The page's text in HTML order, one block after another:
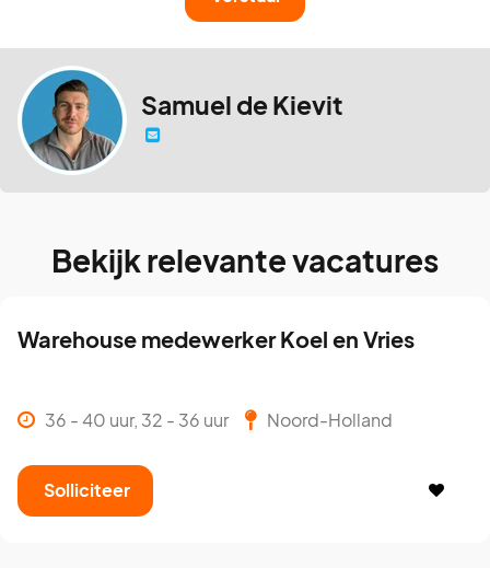
Samuel de Kievit
Bekijk relevante vacatures
Warehouse medewerker Koel en Vries
36 - 40 uur, 32 - 36 uur Noord-Holland
Solliciteer